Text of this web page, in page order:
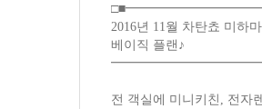
2016년 11월 차탄쵸 미하
베이직 플랜♪
전 객실에 미니키친, 전자